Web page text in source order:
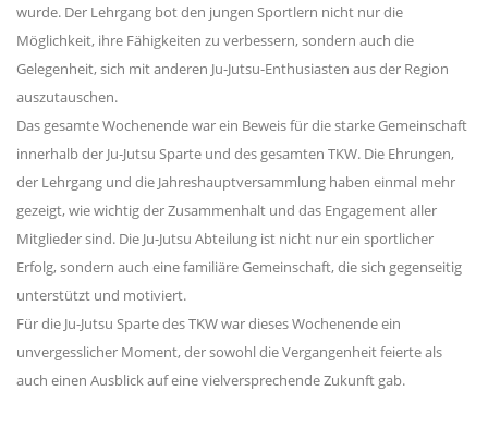
wurde. Der Lehrgang bot den jungen Sportlern nicht nur die
Möglichkeit, ihre Fähigkeiten zu verbessern, sondern auch die
Gelegenheit, sich mit anderen Ju-Jutsu-Enthusiasten aus der Region
auszutauschen.
Das gesamte Wochenende war ein Beweis für die starke Gemeinschaft
innerhalb der Ju-Jutsu Sparte und des gesamten TKW. Die Ehrungen,
der Lehrgang und die Jahreshauptversammlung haben einmal mehr
gezeigt, wie wichtig der Zusammenhalt und das Engagement aller
Mitglieder sind. Die Ju-Jutsu Abteilung ist nicht nur ein sportlicher
Erfolg, sondern auch eine familiäre Gemeinschaft, die sich gegenseitig
unterstützt und motiviert.
Für die Ju-Jutsu Sparte des TKW war dieses Wochenende ein
unvergesslicher Moment, der sowohl die Vergangenheit feierte als
auch einen Ausblick auf eine vielversprechende Zukunft gab.